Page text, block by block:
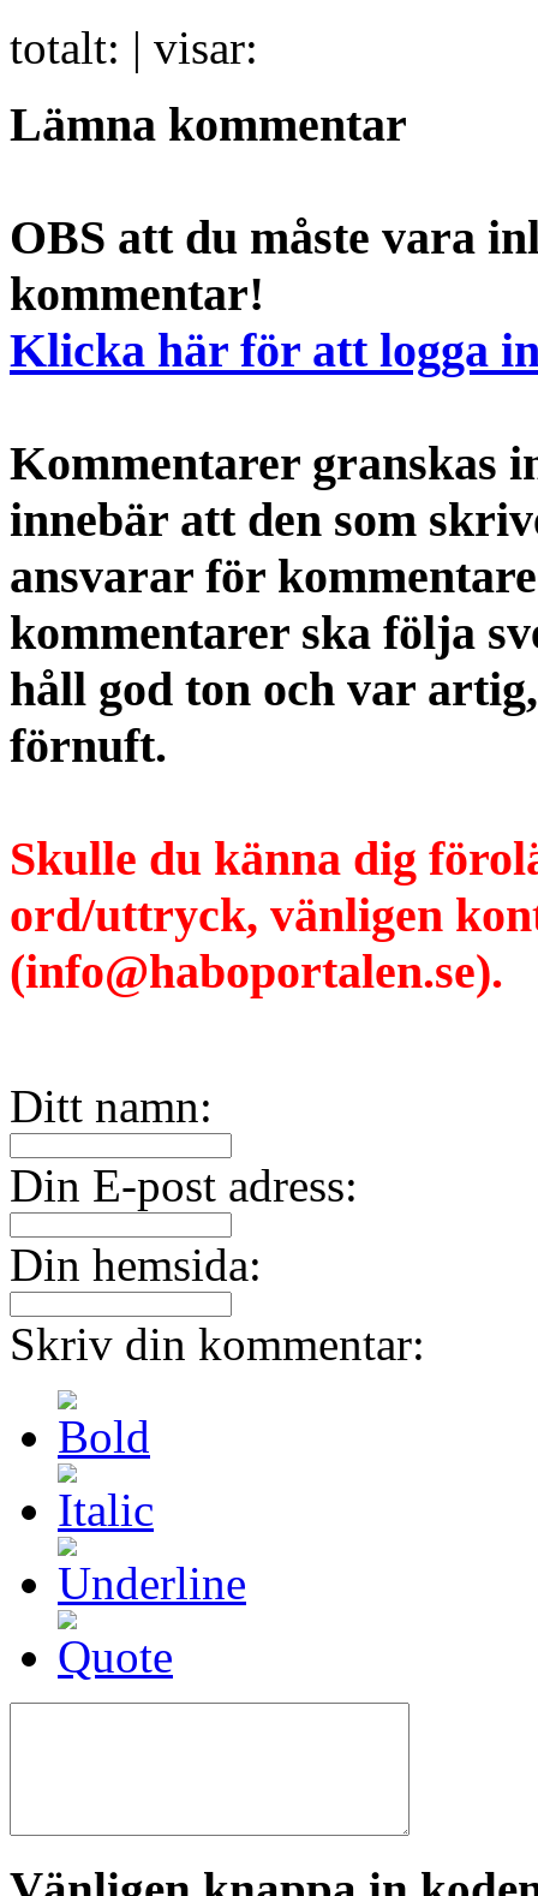
totalt: | visar:
Lämna kommentar
OBS att du måste vara
kommentar!
Klicka här för att logga
Kommentarer granskas
innebär att den som
ansvarar för
kommentarer ska följa
håll god ton och var
förnuft.
Skulle du känna dig
ord/uttryck, vänligen
(info@haboportalen.se).
Ditt namn:
Din E-post adress:
Din hemsida:
Skriv din kommentar: